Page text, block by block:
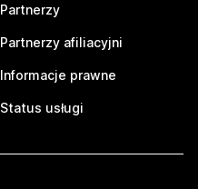
Partnerzy
Partnerzy afiliacyjni
Informacje prawne
Status usługi